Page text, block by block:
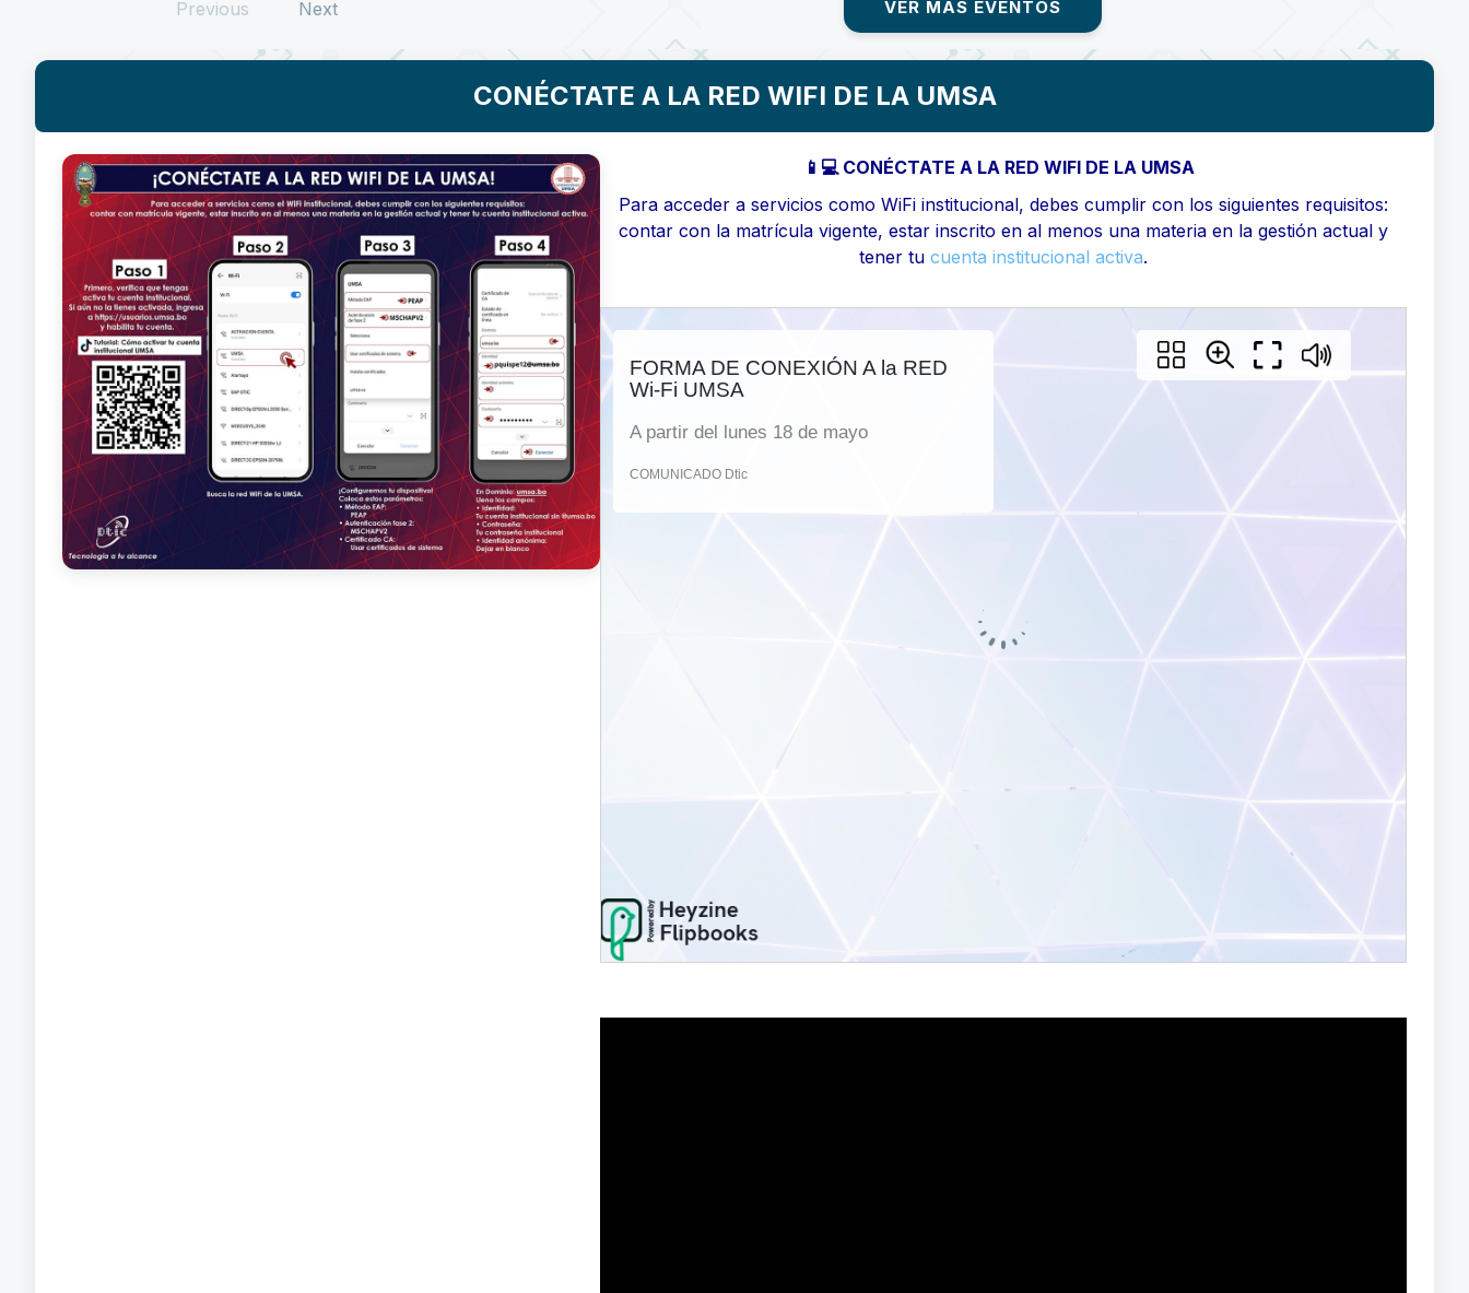
Previous Next VER MÁS EVENTOS
CONÉCTATE A LA RED WIFI DE LA UMSA
📱💻 CONÉCTATE A LA RED WIFI DE LA UMSA
Para acceder a servicios como WiFi institucional, debes cumplir con los siguientes requisitos:
contar con la matrícula vigente, estar inscrito en al menos una materia en la gestión actual y
tener tu cuenta institucional activa.